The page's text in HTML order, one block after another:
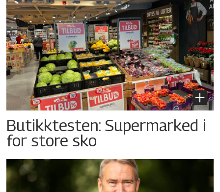
Butikktesten: Supermarked i
for store sko